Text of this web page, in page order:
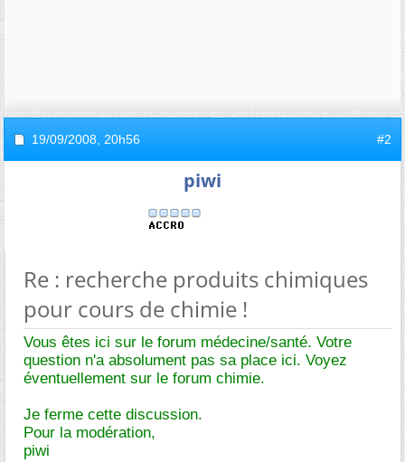
19/09/2008, 20h56 #2
piwi
Re : recherche produits chimiques
pour cours de chimie !
Vous êtes ici sur le forum médecine/santé. Votre
question n'a absolument pas sa place ici. Voyez
éventuellement sur le forum chimie.
Je ferme cette discussion.
Pour la modération,
piwi